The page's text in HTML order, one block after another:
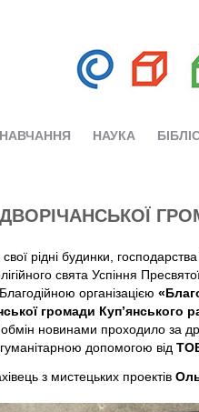
НАВЧАННЯ НАУКА
рідні будинки,
свята Успіння
організацією
громади Куп’янського
обмін новинами проходило за
гуманітарною допомогою від
з мистецьких проектів